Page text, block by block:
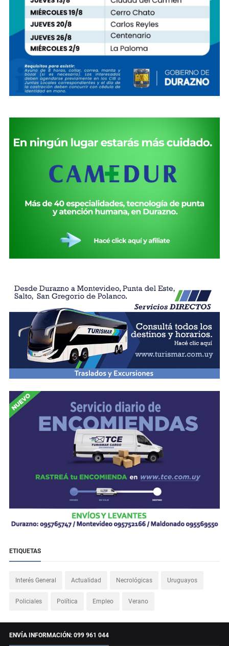
ETIQUETAS
Interés General Actualidad Necrológicas Uruguayos
Policiales Política Empleo Verano
ENVÍA INFORMACIÓN: 099 961 044